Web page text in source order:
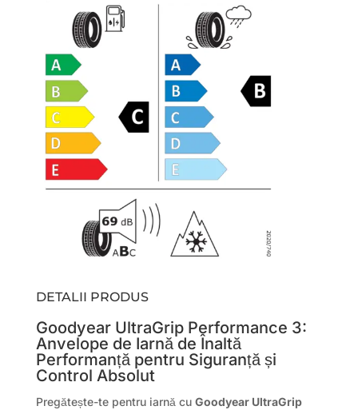
DETALII PRODUS
Goodyear UltraGrip Performance 3:
Anvelope de Iarnă de Înaltă
Performanță pentru Siguranță și
Control Absolut
Pregătește-te pentru iarnă cu Goodyear UltraGrip